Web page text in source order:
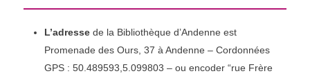
l
L’adressede la Bibliothèque d’Andenne est
Promenade des Ours, 37 à Andenne – Cordonnées
GPS : 50.489593,5.099803 – ou encoder “rue Frère